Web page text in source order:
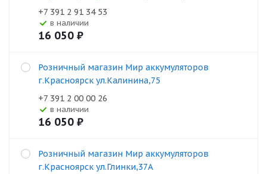
+7 391 2 91 34 53
В наличии
16 050 ₽
Розничный магазин Мир аккумуляторов
г.Красноярск ул.Калинина,75
+7 391 2 00 00 26
В наличии
16 050 ₽
Розничный магазин Мир аккумуляторов
г.Красноярск ул.Глинки,37А